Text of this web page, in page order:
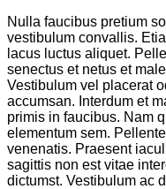
Nulla faucibus pretium
vestibulum convallis.
lacus luctus aliquet.
senectus et netus et
Vestibulum vel placerat
accumsan. Interdum et
primis in faucibus. Nam
elementum sem.
venenatis. Praesent
sagittis non est vitae
dictumst. Vestibulum ac